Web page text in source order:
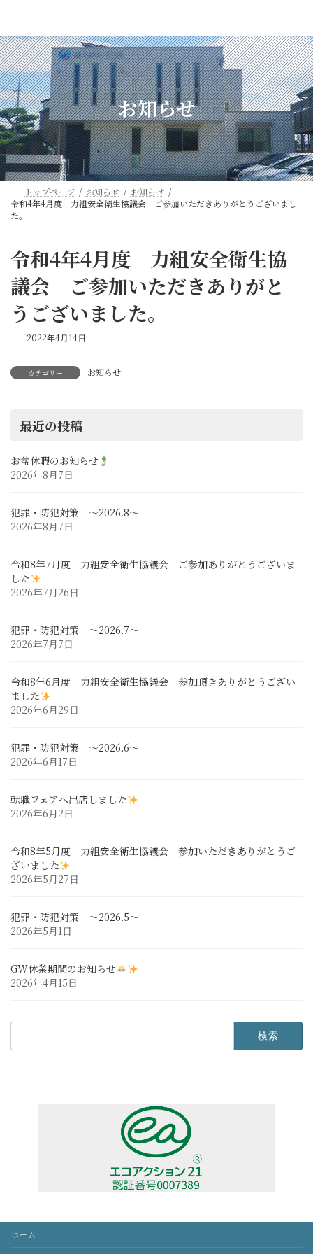
テ
ン
ツ
へ
ス
キ
ッ
プ
ゲ
ー
シ
ョ
ン
に
移
動
お知らせ
トップページ お知らせ
お知らせ
令和4年4月度 力組安全衛生協議会 ご参加いただきありがとうございまし
た。
令和4年4月度 力組安全衛生協
議会 ご参加いただきありがと
うございました。
2022年4月14日
カテゴリー お知らせ
最近の投稿
お盆休暇のお知らせ
2026年8月7日
犯罪・防犯対策 ～2026.8～
2026年8月7日
令和8年7月度 力組安全衛生協議会 ご参加ありがとうございま
した
2026年7月26日
犯罪・防犯対策 ～2026.7～
2026年7月7日
令和8年6月度 力組安全衛生協議会 参加頂きありがとうござい
ました
2026年6月29日
犯罪・防犯対策 ～2026.6～
2026年6月17日
転職フェアへ出店しました
2026年6月2日
令和8年5月度 力組安全衛生協議会 参加いただきありがとうご
ざいました
2026年5月27日
犯罪・防犯対策 ～2026.5～
2026年5月1日
GW休業期間のお知らせ
2026年4月15日
ホーム